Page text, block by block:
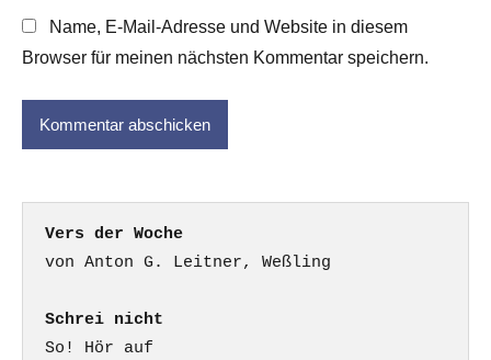
Name, E-Mail-Adresse und Website in diesem
Browser für meinen nächsten Kommentar speichern.
Vers der Woche
Schrei nicht
So! Hör auf